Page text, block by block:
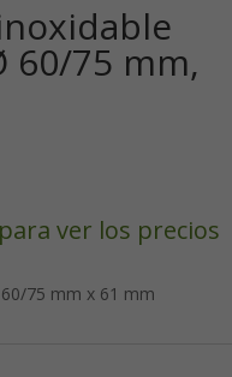
60/75 mm,
ver los precios
75 mm x 61 mm